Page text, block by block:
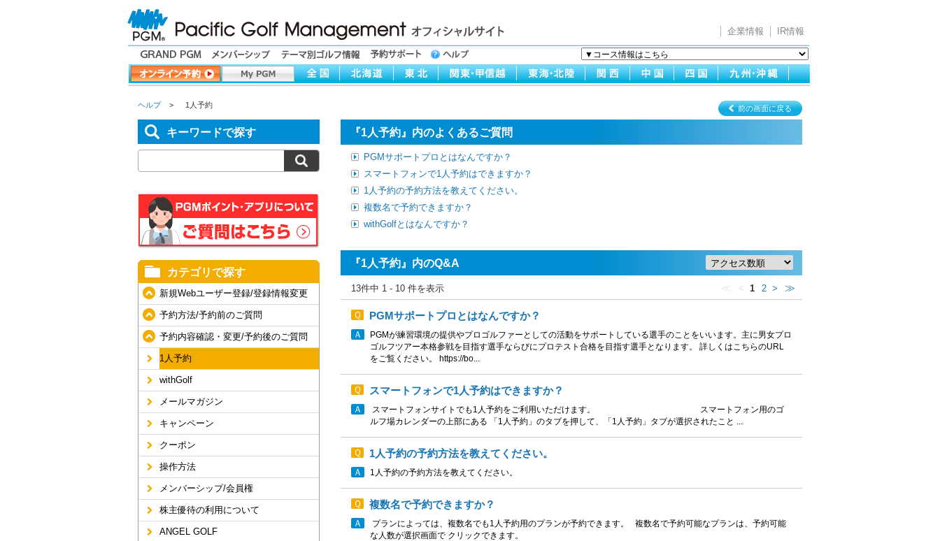
企業情報 IR情報
ヘルプ > 1人予約 前の画面に戻る
キーワードで探す
カテゴリで探す
新規Webユーザー登録/登録情報変更
予約方法/予約前のご質問
予約内容確認・変更/予約後のご質問
1人予約
withGolf
メールマガジン
キャンペーン
クーポン
操作方法
メンバーシップ/会員権
株主優待の利用について
ANGEL GOLF
『1人予約』内のよくあるご質問
PGMサポートプロとはなんですか？
スマートフォンで1人予約はできますか？
1人予約の予約方法を教えてください。
複数名で予約できますか？
withGolfとはなんですか？
『1人予約』内のQ&A
13件中 1 - 10 件を表示 ≪ < 1 2 > ≫
PGMサポートプロとはなんですか？
PGMが練習環境の提供やプロゴルファーとしての活動をサポートしている選手のことをいいます。主に男女プロ
ゴルフツアー本格参戦を目指す選手ならびにプロテスト合格を目指す選手となります。 詳しくはこちらのURL
をご覧ください。 https://bo...
スマートフォンで1人予約はできますか？
スマートフォンサイトでも1人予約をご利用いただけます。 スマートフォン用のゴ
ルフ場カレンダーの上部にある 「1人予約」のタブを押して、「1人予約」タブが選択されたこと ...
1人予約の予約方法を教えてください。
1人予約の予約方法を教えてください。
複数名で予約できますか？
プランによっては、複数名でも1人予約用のプランが予約できます。 複数名で予約可能なプランは、予約可能
な人数が選択画面で クリックできます。